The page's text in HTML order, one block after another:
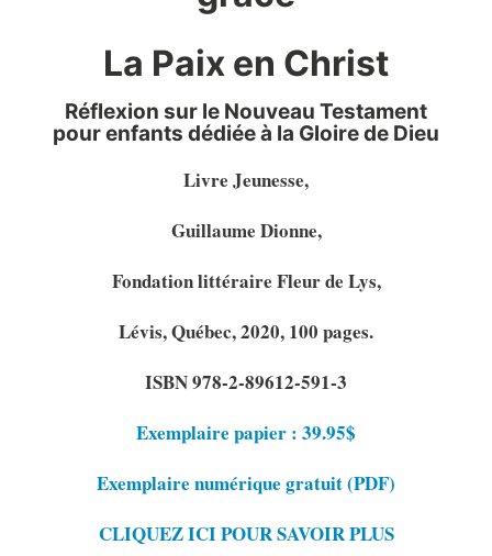
La Paix en Christ
Réflexion sur le Nouveau Testament
pour enfants dédiée à la Gloire de Dieu
Livre Jeunesse,
Guillaume Dionne,
Fondation littéraire Fleur de Lys,
Lévis, Québec, 2020, 100 pages.
ISBN 978-2-89612-591-3
Exemplaire papier : 39.95$
Exemplaire numérique gratuit (PDF)
CLIQUEZ ICI POUR SAVOIR PLUS